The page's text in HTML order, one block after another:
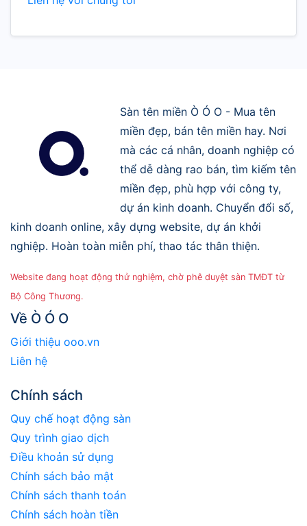
Sàn tên miền Ò Ó O - Mua tên
miền đẹp, bán tên miền hay. Nơi
mà các cá nhân, doanh nghiệp có
thể dễ dàng rao bán, tìm kiếm tên
miền đẹp, phù hợp với công ty,
dự án kinh doanh. Chuyển đổi số,
kinh doanh online, xây dựng website, dự án khởi
nghiệp. Hoàn toàn miễn phí, thao tác thân thiện.
Website đang hoạt động thử nghiệm, chờ phê duyệt sàn TMĐT từ
Bộ Công Thương.
Về Ò Ó O
Giới thiệu ooo.vn
Liên hệ
Chính sách
Quy chế hoạt động sàn
Quy trình giao dịch
Điều khoản sử dụng
Chính sách bảo mật
Chính sách thanh toán
Chính sách hoàn tiền